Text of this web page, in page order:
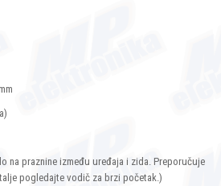
na praznine između uređaja i zida. Preporučuje
pogledajte vodič za brzi početak.)